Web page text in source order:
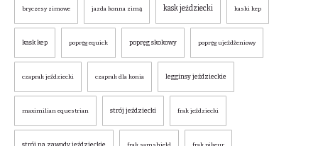
bryczesy zimowe jazda konna zimą kask jeździecki kaski kep
kask kep popręg equick popręg skokowy popręg ujeżdżeniowy
czaprak jeździecki czaprak dla konia legginsy jeździeckie
maximilian equestrian strój jeździecki frak jeździecki